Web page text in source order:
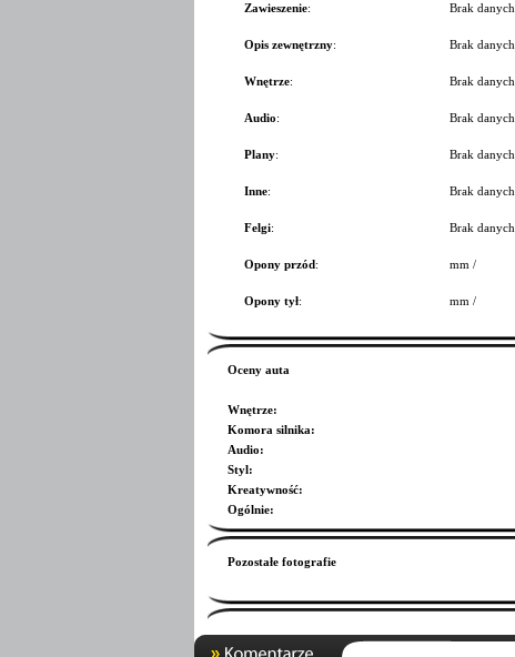
Zawieszenie: Brak danych
Opis zewnętrzny: Brak danych
Wnętrze: Brak danych
Audio: Brak danych
Plany: Brak danych
Inne: Brak danych
Felgi: Brak danych
Opony przód: mm /
Opony tył: mm /
Oceny auta
Wnętrze:
Komora silnika:
Audio:
Styl:
Kreatywność:
Ogólnie:
Pozostałe fotografie